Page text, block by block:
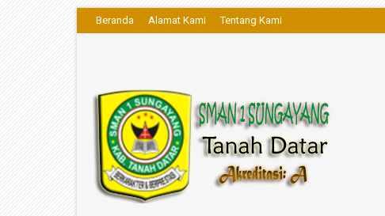
Beranda Alamat Kami Tentang Kami